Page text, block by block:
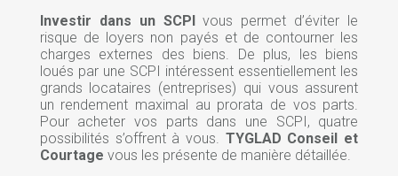
Investir dans un SCPIvous permet d’éviter le
risque de loyers non payés et de contourner les
charges externes des biens. De plus, les biens
loués par une SCPI intéressent essentiellement les
grands locataires (entreprises) qui vous assurent
un rendement maximal au prorata de vos parts.
Pour acheter vos parts dans une SCPI, quatre
possibilités s’offrent à vous. TYGLAD Conseil et
Courtage vous les présente de manière détaillée.